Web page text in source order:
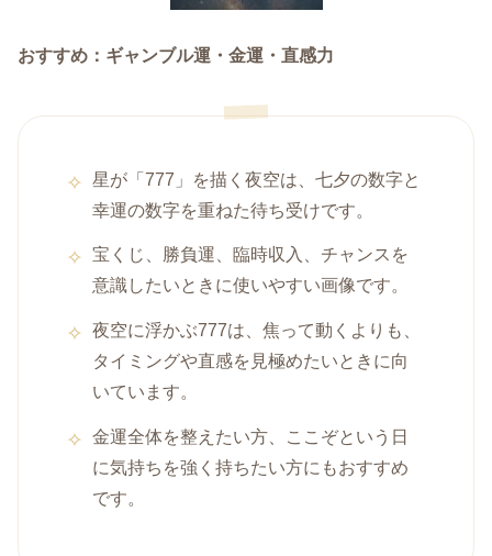
おすすめ：ギャンブル運・金運・直感力
星が「777」を描く夜空は、七夕の数字と
幸運の数字を重ねた待ち受けです。
宝くじ、勝負運、臨時収入、チャンスを
意識したいときに使いやすい画像です。
夜空に浮かぶ777は、焦って動くよりも、
タイミングや直感を見極めたいときに向
いています。
金運全体を整えたい方、ここぞという日
に気持ちを強く持ちたい方にもおすすめ
です。